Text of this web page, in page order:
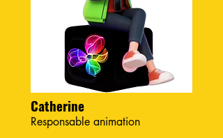
Catherine
Responsable animation